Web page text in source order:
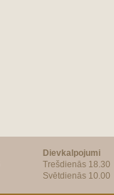
Dievkalpojumi
Trešdienās 18.30
Svētdienās 10.00